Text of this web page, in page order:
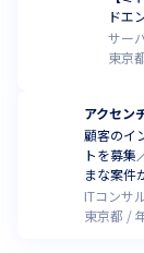
ドエ
サー
東京
アクセン
顧客のイ
トを募集
まな案件
ITコンサ
東京都